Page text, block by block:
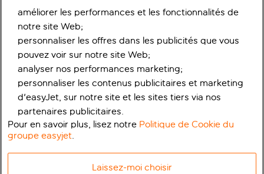
améliorer les performances et les fonctionnalités de
notre site Web;
personnaliser les offres dans les publicités que vous
pouvez voir sur notre site Web;
analyser nos performances marketing;
personnaliser les contenus publicitaires et marketing
d'easyJet, sur notre site et les sites tiers via nos
partenaires publicitaires.
Pour en savoir plus, lisez notre Politique de Cookie du
groupe easyjet.
Laissez-moi choisir